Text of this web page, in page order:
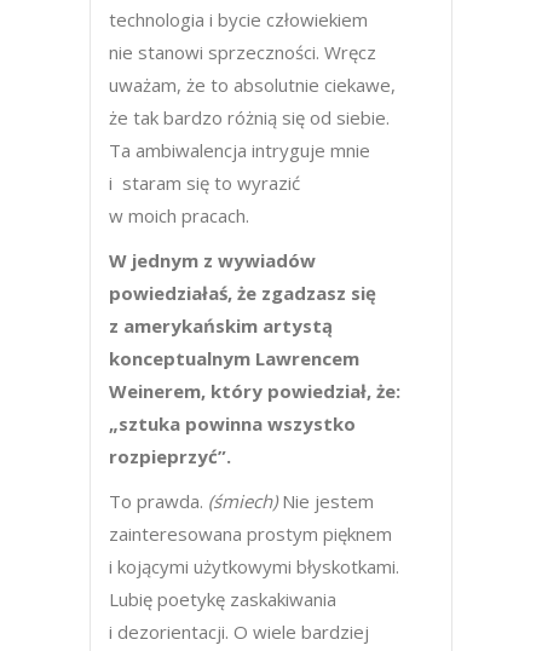
technologia i bycie człowiekiem
nie stanowi sprzeczności. Wręcz
uważam, że to absolutnie ciekawe,
że tak bardzo różnią się od siebie.
Ta ambiwalencja intryguje mnie
i staram się to wyrazić
w moich pracach.
W jednym z wywiadów
powiedziałaś, że zgadzasz się
z amerykańskim artystą
konceptualnym Lawrencem
Weinerem, który powiedział, że:
„sztuka powinna wszystko
rozpieprzyć”.
To prawda. (śmiech)Nie jestem
zainteresowana prostym pięknem
i kojącymi użytkowymi błyskotkami.
Lubię poetykę zaskakiwania
i dezorientacji. O wiele bardziej